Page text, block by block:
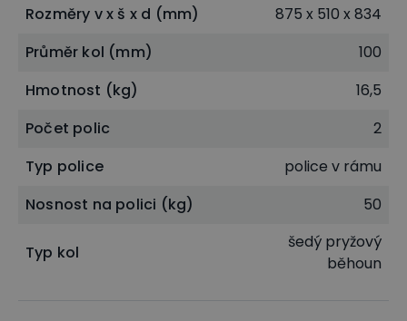
Rozměry v x š x d (mm)
875 x 510 x 834
Průměr kol (mm)
100
Hmotnost (kg)
16,5
Počet polic
2
Typ police
police v rámu
Nosnost na polici (kg)
50
Typ kol
šedý pryžový
běhoun